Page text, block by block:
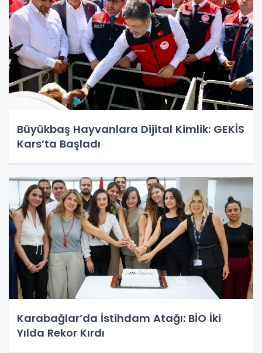
Büyükbaş Hayvanlara Dijital Kimlik: GEKİS
Kars’ta Başladı
Karabağlar’da İstihdam Atağı: BİO İki
Yılda Rekor Kırdı